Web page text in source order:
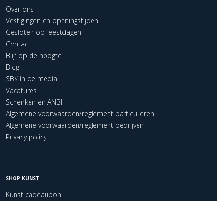
Over ons
Vestigingen en openingstijden
Gesloten op feestdagen
Contact
Blijf op de hoogte
Blog
SBK in de media
Vacatures
Schenken en ANBI
Algemene voorwaarden/reglement particulieren
Algemene voorwaarden/reglement bedrijven
Privacy policy
SHOP KUNST
Kunst cadeaubon